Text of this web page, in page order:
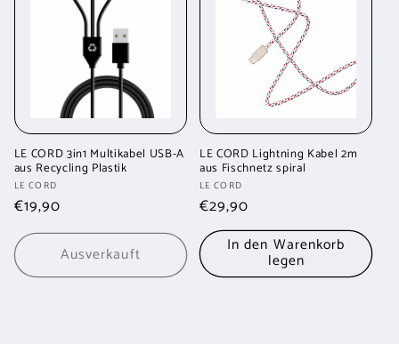
LE CORD 3in1 Multikabel USB-A
aus Recycling Plastik
Anbieter:
LE CORD
Normaler
Preis
€19,90
Ausverkauft
LE CORD Lightning Kabel 2m
aus Fischnetz spiral
Anbieter:
LE CORD
Normaler
Preis
€29,90
In den Warenkorb
legen